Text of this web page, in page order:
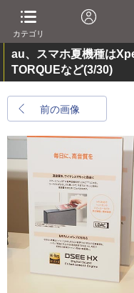
カテゴリ
au、スマホ夏機種は
TORQUEなど(3/30)
前の画像